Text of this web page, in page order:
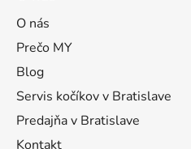
O nás
Prečo MY
Blog
Servis kočíkov v Bratislave
Predajňa v Bratislave
Kontakt